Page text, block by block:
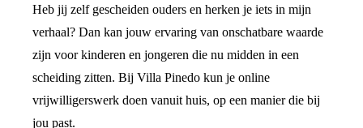
Heb jij zelf gescheiden ouders en herken je iets in mijn
verhaal? Dan kan jouw ervaring van onschatbare waarde
zijn voor kinderen en jongeren die nu midden in een
scheiding zitten. Bij Villa Pinedo kun je online
vrijwilligerswerk doen vanuit huis, op een manier die bij
jou past.